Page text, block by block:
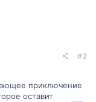
#3
приключение
оставит